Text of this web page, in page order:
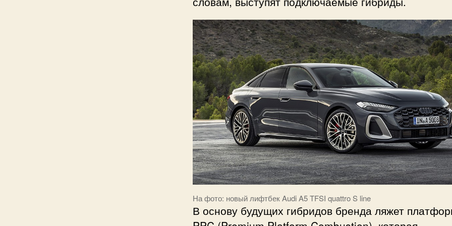
На фото: новый лифтбек Audi A5 TFSI quattro S line
В основу будущих гибридов бренда ляжет